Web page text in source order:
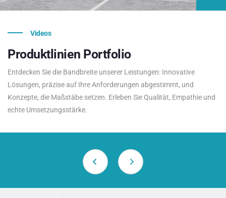
Videos
Produktlinien Portfolio
Entdecken Sie die Bandbreite unserer Leistungen: Innovative
Lösungen, präzise auf Ihre Anforderungen abgestimmt, und
Konzepte, die Maßstäbe setzen. Erleben Sie Qualität, Empathie und
echte Umsetzungsstärke.